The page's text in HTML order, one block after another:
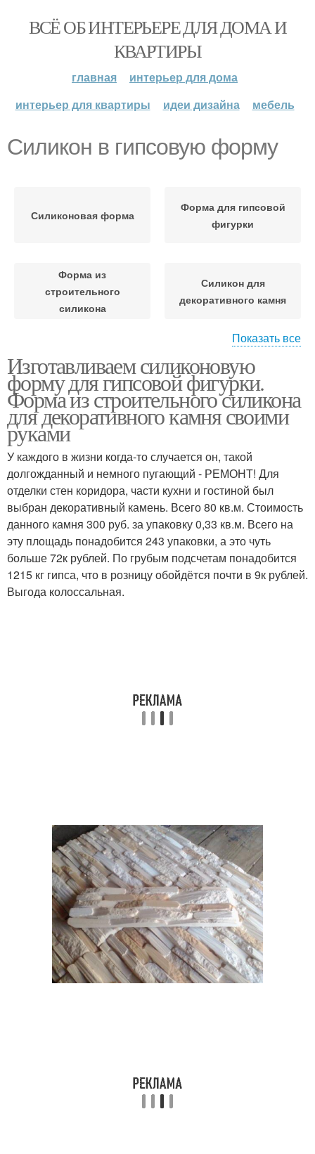
ВСЁ ОБ ИНТЕРЬЕРЕ ДЛЯ ДОМА И
КВАРТИРЫ
главная
интерьер для дома
интерьер для квартиры
идеи дизайна мебель
Силикон в гипсовую форму
Силиконовая форма
Форма для гипсовой
фигурки
Форма из
строительного
силикона
Силикон для
декоративного камня
плиток
Плитки из силикона
Формы для гипсовых
фигурок
Показать все
Изготавливаем силиконовую
форму для гипсовой фигурки.
Форма из строительного силикона
для декоративного камня своими
руками
У каждого в жизни когда-то случается он, такой
долгожданный и немного пугающий - РЕМОНТ! Для
отделки стен коридора, части кухни и гостиной был
выбран декоративный камень. Всего 80 кв.м. Стоимость
данного камня 300 руб. за упаковку 0,33 кв.м. Всего на
эту площадь понадобится 243 упаковки, а это чуть
больше 72к рублей. По грубым подсчетам понадобится
1215 кг гипса, что в розницу обойдётся почти в 9к рублей.
Выгода колоссальная.